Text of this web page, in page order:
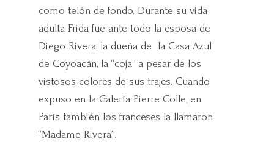
como telón de fondo. Durante su vida
adulta Frida fue ante todo la esposa de
Diego Rivera, la dueña de la Casa Azul
de Coyoacán, la “coja” a pesar de los
vistosos colores de sus trajes. Cuando
expuso en la Galería Pierre Colle, en
París también los franceses la llamaron
“Madame Rivera”.